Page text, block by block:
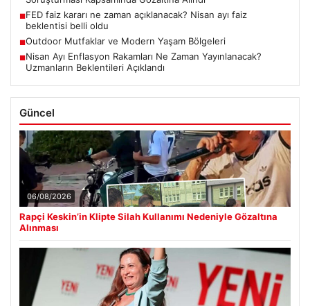
■FED faiz kararı ne zaman açıklanacak? Nisan ayı faiz
beklentisi belli oldu
■Outdoor Mutfaklar ve Modern Yaşam Bölgeleri
■Nisan Ayı Enflasyon Rakamları Ne Zaman Yayınlanacak?
Uzmanların Beklentileri Açıklandı
Güncel
06/08/2026
Rapçi Keskin’in Klipte Silah Kullanımı Nedeniyle Gözaltına
Alınması